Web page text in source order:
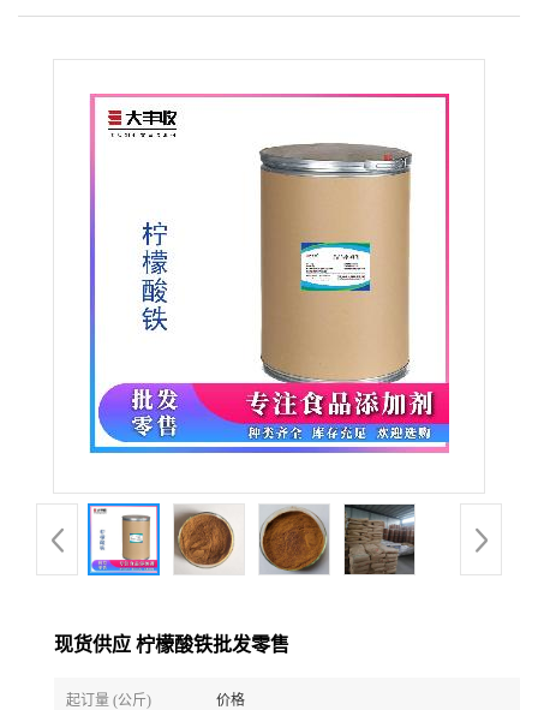
现货供应 柠檬酸铁批发零售
起订量 (公斤) 价格